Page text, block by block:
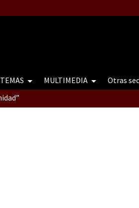
TEMAS MULTIMEDIA Otras
populações e a natureza e a